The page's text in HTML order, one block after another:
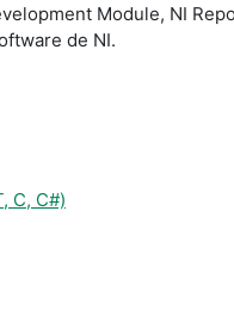
Module, NI
de NI.
C, C#)